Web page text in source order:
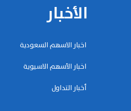
الأخبار
اخبار الاسهم السعودية
اخبار الأسهم الاسيوية
أخبار التداول